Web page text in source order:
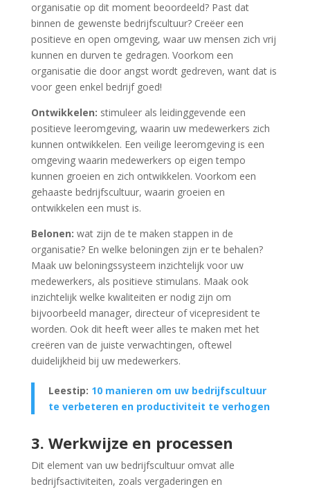
organisatie op dit moment beoordeeld? Past dat
binnen de gewenste bedrijfscultuur? Creëer een
positieve en open omgeving, waar uw mensen zich vrij
kunnen en durven te gedragen. Voorkom een
organisatie die door angst wordt gedreven, want dat is
voor geen enkel bedrijf goed!
Ontwikkelen: stimuleer als leidinggevende een
positieve leeromgeving, waarin uw medewerkers zich
kunnen ontwikkelen. Een veilige leeromgeving is een
omgeving waarin medewerkers op eigen tempo
kunnen groeien en zich ontwikkelen. Voorkom een
gehaaste bedrijfscultuur, waarin groeien en
ontwikkelen een must is.
Belonen: wat zijn de te maken stappen in de
organisatie? En welke beloningen zijn er te behalen?
Maak uw beloningssysteem inzichtelijk voor uw
medewerkers, als positieve stimulans. Maak ook
inzichtelijk welke kwaliteiten er nodig zijn om
bijvoorbeeld manager, directeur of vicepresident te
worden. Ook dit heeft weer alles te maken met het
creëren van de juiste verwachtingen, oftewel
duidelijkheid bij uw medewerkers.
Leestip: 10 manieren om uw bedrijfscultuur
te verbeteren en productiviteit te verhogen
3. Werkwijze en processen
Dit element van uw bedrijfscultuur omvat alle
bedrijfsactiviteiten, zoals vergaderingen en